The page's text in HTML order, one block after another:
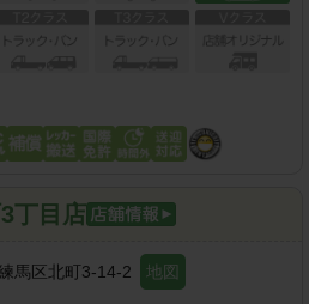
丁目店
馬区北町3-14-2 地図